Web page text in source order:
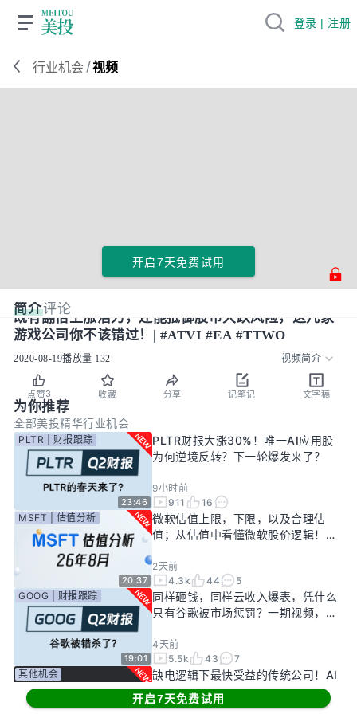
行业机会 /视频
开启7天免费试用
简介评论
既有翻倍上涨潜力，还能抵御股市大跌风险，这几家
游戏公司你不该错过！| #ATVI #EA #TTWO
2020-08-19播放量 132 视频简介
点赞3 收藏 分享 记笔记 文字稿
为你推荐
全部美投精华行业机会
23:46
PLTR | 财报跟踪
PLTR财报大涨30%！唯一AI应用股
为何逆境反转？下一轮爆发来了？
9小时前
911
16
20:37
MSFT | 估值分析
微软估值上限，下限，以及合理估
值；从估值中看懂微软股价逻辑！
2天前
4.3k
44 5
19:01
GOOG | 财报跟踪
同样砸钱，同样云收入爆表，凭什么
只有谷歌被市场惩罚？一期视频，告
4天前
5.5k
43
7
其他机会
缺电逻辑下最快受益的传统公司！AI
新基建龙头，大跌过后正是买入机
会？
开启7天免费试用
登录 | 注册